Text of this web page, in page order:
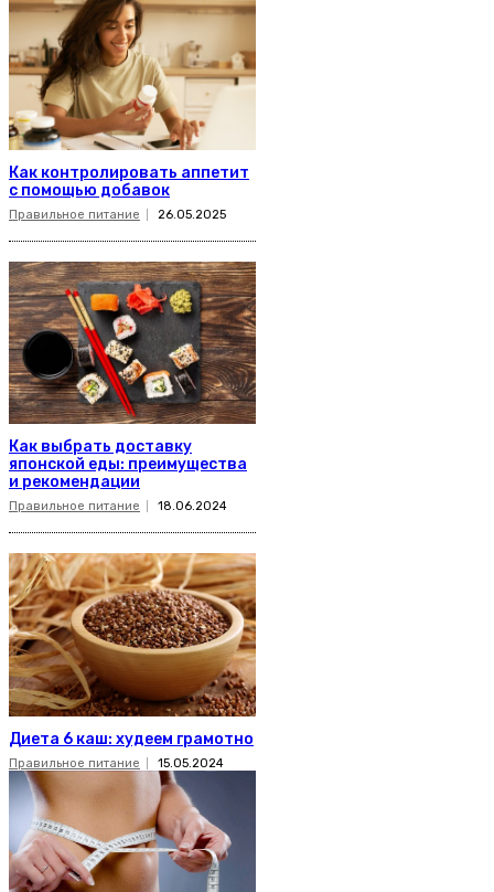
Как контролировать аппетит
с помощью добавок
Правильное питание 26.05.2025
Как выбрать доставку
японской еды: преимущества
и рекомендации
Правильное питание 18.06.2024
Диета 6 каш: худеем грамотно
Правильное питание 15.05.2024